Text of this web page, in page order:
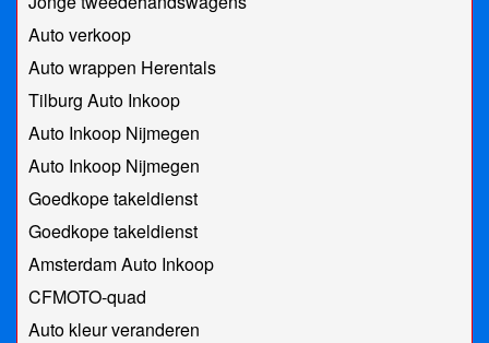
Auto verkoop
Auto wrappen Herentals
Tilburg Auto Inkoop
Auto Inkoop Nijmegen
Auto Inkoop Nijmegen
Goedkope takeldienst
Goedkope takeldienst
Amsterdam Auto Inkoop
CFMOTO-quad
Auto kleur veranderen